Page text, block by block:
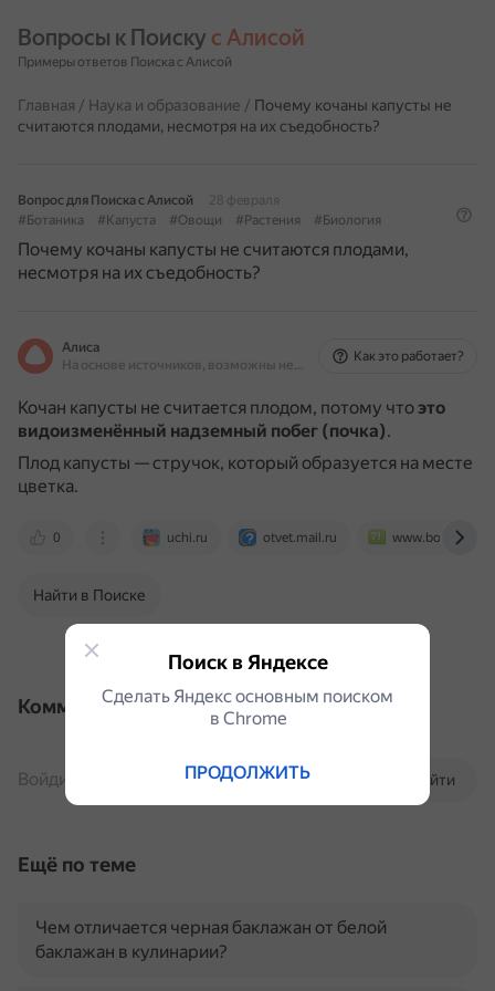
Вопросы к Поиску с Алисой
Примеры ответов Поиска с Алисой
Главная / Наука и образование / Почему кочаны капусты не
считаются плодами, несмотря на их съедобность?
Вопрос для Поиска с Алисой
28 февраля
#Ботаника
#Капуста #Овощи #Растения #Биология
Почему кочаны капусты не считаются плодами,
несмотря на их съедобность?
Алиса
На основе источников, возможны неточности
Как это работает?
Кочан капусты не считается плодом, потому что это
видоизменённый надземный побег (почка).
Плод капусты — стручок, который образуется на месте
цветка.
0 uchi.ru otvet.mail.ru
Найти в Поиске
Комментарии
Войти
Войдите, чтобы комментировать
Ещё по теме
Чем отличается черная баклажан от белой
баклажан в кулинарии?
Поиск в Яндексе
Сделать Яндекс основным поиском
в Сhrome
ПРОДОЛЖИТЬ